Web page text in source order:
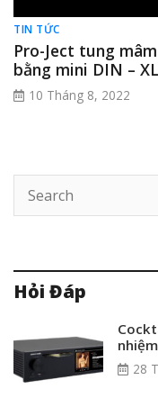
TIN TỨC
Pro-Ject tung
bằng mini DIN –
10 Tháng 8, 2022
Hỏi Đáp
28